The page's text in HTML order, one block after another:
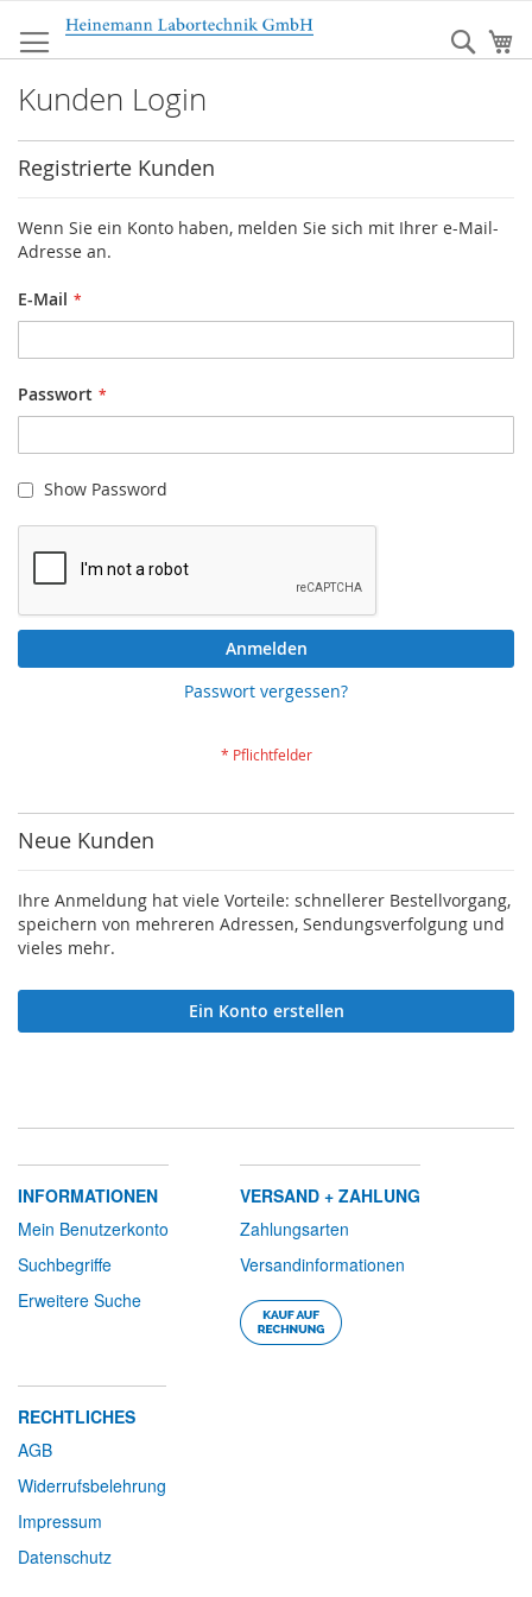
Inhalt
springen
Kunden Login
Registrierte Kunden
Wenn Sie ein Konto haben, melden Sie sich mit Ihrer e-Mail-
Adresse an.
E-Mail
Passwort
Show Password
Anmelden
Passwort vergessen?
Neue Kunden
Ihre Anmeldung hat viele Vorteile: schnellerer Bestellvorgang,
speichern von mehreren Adressen, Sendungsverfolgung und
vieles mehr.
Ein Konto erstellen
INFORMATIONEN
Mein Benutzerkonto
Suchbegriffe
Erweitere Suche
VERSAND + ZAHLUNG
Zahlungsarten
Versandinformationen
RECHTLICHES
AGB
Widerrufsbelehrung
Impressum
Datenschutz